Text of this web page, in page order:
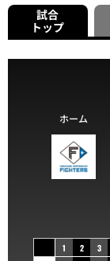
試合
トップ
ホーム
1 2 3